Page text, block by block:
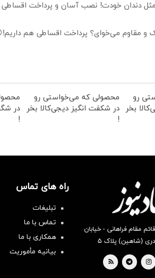
دندان خودت! نصب آسان و پرداخت اقساطی
و مقاوم می‌خوای؟ پرداخت اقساطی هم
رو
بخر
محصولی که می‌خواستی رو
در شکفت انگیز دیجی‌کالا بخر
!
در
!
مقام فراهانی - خیابان
(شاهین) پلاک ۵
راه های تماس
تبلیغات
تماس با ما
همکاری با ما
بیانیه مأموریت